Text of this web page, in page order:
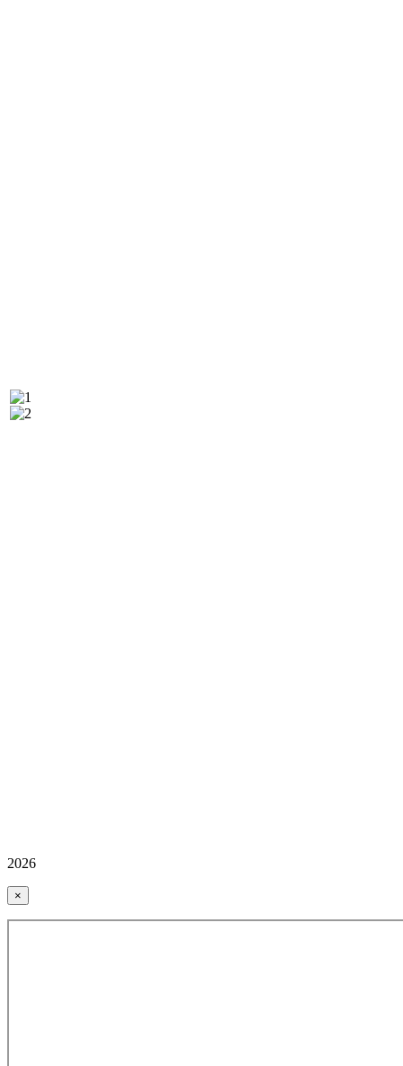
2026
×